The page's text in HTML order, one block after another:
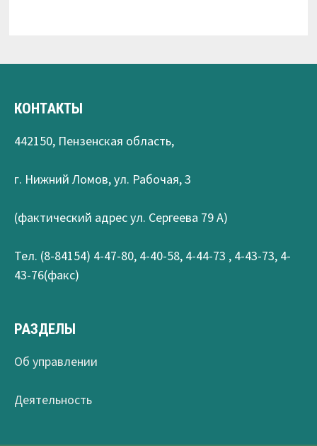
КОНТАКТЫ
442150, Пензенская область,
г. Нижний Ломов, ул. Рабочая, 3
(фактический адрес ул. Сергеева 79 А)
Тел. (8-84154) 4-47-80, 4-40-58, 4-44-73 , 4-43-73, 4-
43-76(факс)
РАЗДЕЛЫ
Об управлении
Деятельность